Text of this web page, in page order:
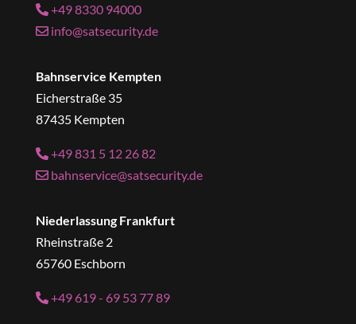
+49 8330 94000
info@satsecurity.de
Bahnservice Kempten
Eicherstraße 35
87435 Kempten
+49 831 5 12 26 82
bahnservice@satsecurity.de
Niederlassung Frankfurt
Rheinstraße 2
65760 Eschborn
+49 619 - 69 53 77 89